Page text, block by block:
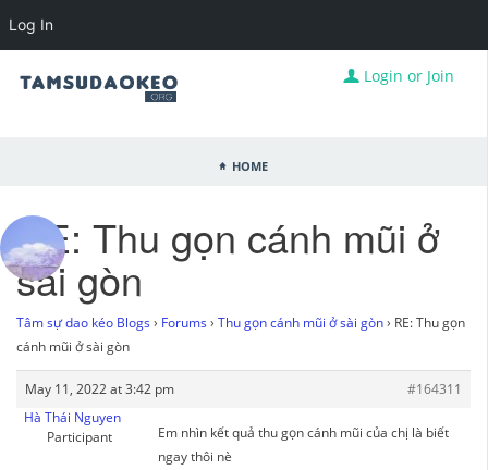
Login or Join
Home
RE: Thu gọn cánh mũi ở
sài gòn
Tâm sự dao kéo Blogs › Forums › Thu gọn cánh mũi ở sài gòn› RE: Thu gọn
cánh mũi ở sài gòn
May 11, 2022 at 3:42 pm
#164311
Hà Thái Nguyen
Participant
Em nhìn kết quả thu gọn cánh mũi của chị là biết
ngay thôi nè
Log In